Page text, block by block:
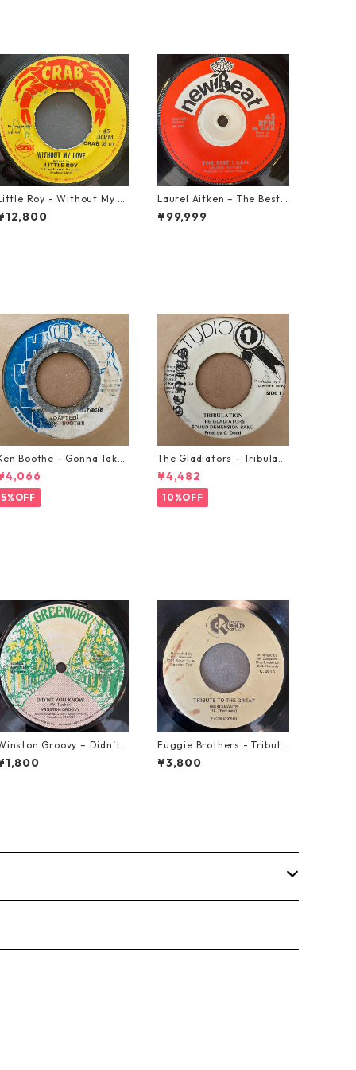
Roy - Without My L
【7-21990】
Laurel Aitken ‎– The Best I
Can【7-22012】
¥99,999
Boothe - Gonna Take
Miracle【7-21362】
5%OFF
The Gladiators - Tribulati
on【7-21365】
¥4,482
10%OFF
Groovy – Didn’t Y
Know【7-21811】
Fuggie Brothers - Tribute
To The Great【7-21765】
¥3,800